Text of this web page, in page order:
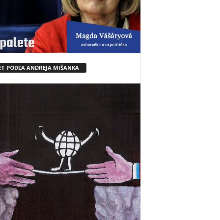
PODĽA ANDREJA MIŠANKA